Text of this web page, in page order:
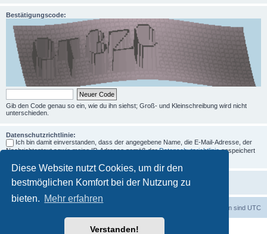
Diese Website nutzt Cookies, um dir den
bestmöglichen Komfort bei der Nutzung zu
bieten. Mehr erfahren
Verstanden!
Bestätigungscode:
Gib den Code genau so ein, wie du ihn siehst; Groß- und Kleinschreibung wird nicht
unterschieden.
Datenschutzrichtlinie:
Ich bin damit einverstanden, dass der angegebene Name, die E-Mail-Adresse, der
Nachrichtentext sowie meine IP-Adresse gemäß derDatenschutzrichtliniegespeichert
Alle Zeiten sind UTC
Powered byphpBB® Forum Software © phpBB Limited